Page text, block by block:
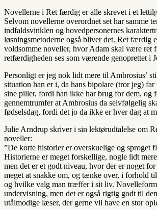
Novellerne i Ret færdig er alle skrevet i et
Selvom novellerne overordnet set har samme
indfaldsvinklen og hovedpersonernes
løsningsmetoderne også bliver det. Ret færdig
voldsomme noveller, hvor Adam skal være ret
retfærdigheden ses som værende genoprettet i
Personligt er jeg nok lidt mere til Ambrosius’
situation han er i, da hans bipolare (tror jeg)
sine piller, fordi han ikke har brug for dem, og
gennemtrumfer at Ambrosius da selvfølgelig
fødselsdag, fordi det jo da ikke er hver dag at
Julie Arndrup skriver i sin lektørudtalelse om
noveller:
”De korte historier er overskuelige og sproget
Historierne er meget forskellige, nogle lidt
men det er et godt niveau, hvor der er noget
meget at snakke om, og tænke over, i forhold
og hvilke valg man træffer i sit liv.
undervisning, men det er også rigtig godt til
utålmodige læser, der gerne vil have en stor